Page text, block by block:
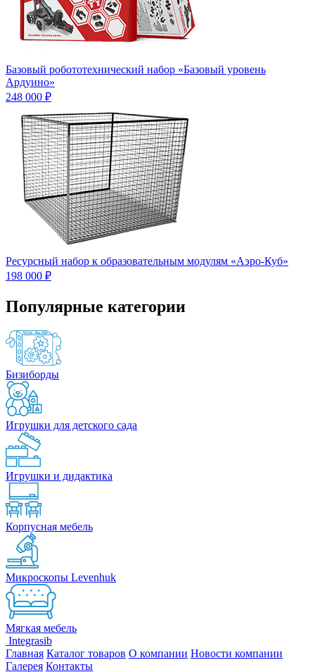
Базовый робототехнический набор «Базовый уровень
Ардуино»
248 000 ₽
Ресурсный набор к образовательным модулям «Аэро-Куб»
198 000 ₽
Популярные категории
Бизиборды
Игрушки для детского сада
Игрушки и дидактика
Корпусная мебель
Микроскопы Levenhuk
Мягкая мебель
Integrasib
Главная Каталог товаров О компании Новости компании
Галерея Контакты